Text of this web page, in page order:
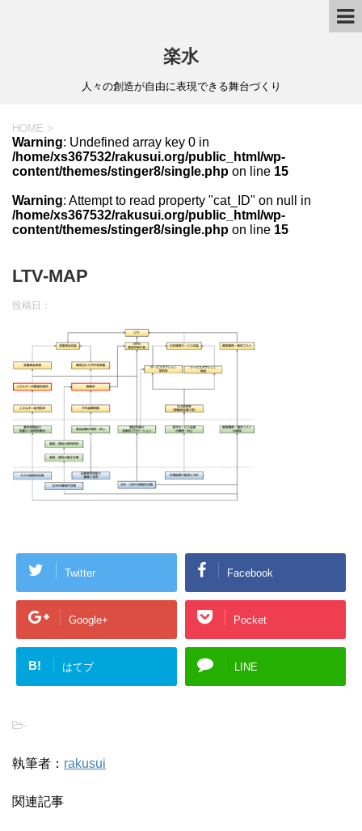
楽水
人々の創造が自由に表現できる舞台づくり
HOME >
Warning: Undefined array key 0 in
/home/xs367532/rakusui.org/public_html/wp-
content/themes/stinger8/single.php on line 15
Warning: Attempt to read property "cat_ID" on null in
/home/xs367532/rakusui.org/public_html/wp-
content/themes/stinger8/single.php on line 15
LTV-MAP
投稿日：
Twitter Facebook
Google+ Pocket
B! はてブ LINE
-
執筆者： rakusui
関連記事